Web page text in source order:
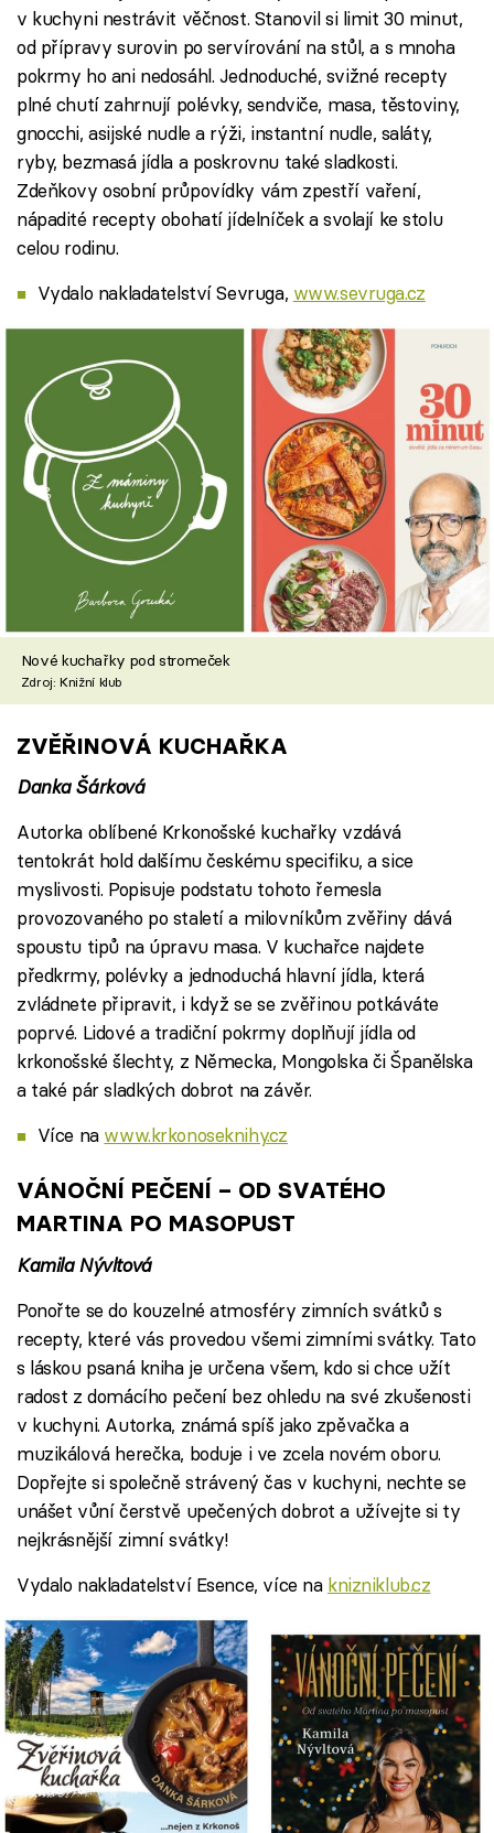
v kuchyni nestrávit věčnost. Stanovil si limit 30 minut,
od přípravy surovin po servírování na stůl, a s mnoha
pokrmy ho ani nedosáhl. Jednoduché, svižné recepty
plné chutí zahrnují polévky, sendviče, masa, těstoviny,
gnocchi, asijské nudle a rýži, instantní nudle, saláty,
ryby, bezmasá jídla a poskrovnu také sladkosti.
Zdeňkovy osobní průpovídky vám zpestří vaření,
nápadité recepty obohatí jídelníček a svolají ke stolu
celou rodinu.
Vydalo nakladatelství Sevruga, www.sevruga.cz
Nové kuchařky pod stromeček
Zdroj: Knižní klub
ZVĚŘINOVÁ KUCHAŘKA
Danka Šárková
Autorka oblíbené Krkonošské kuchařky vzdává
tentokrát hold dalšímu českému specifiku, a sice
myslivosti. Popisuje podstatu tohoto řemesla
provozovaného po staletí a milovníkům zvěřiny dává
spoustu tipů na úpravu masa. V kuchařce najdete
předkrmy, polévky a jednoduchá hlavní jídla, která
zvládnete připravit, i když se se zvěřinou potkáváte
poprvé. Lidové a tradiční pokrmy doplňují jídla od
krkonošské šlechty, z Německa, Mongolska či Španělska
a také pár sladkých dobrot na závěr.
Více na www.krkonoseknihy.cz
VÁNOČNÍ PEČENÍ – OD SVATÉHO
MARTINA PO MASOPUST
Kamila Nývltová
Ponořte se do kouzelné atmosféry zimních svátků s
recepty, které vás provedou všemi zimními svátky. Tato
s láskou psaná kniha je určena všem, kdo si chce užít
radost z domácího pečení bez ohledu na své zkušenosti
v kuchyni. Autorka, známá spíš jako zpěvačka a
muzikálová herečka, boduje i ve zcela novém oboru.
Dopřejte si společně strávený čas v kuchyni, nechte se
unášet vůní čerstvě upečených dobrot a užívejte si ty
nejkrásnější zimní svátky!
Vydalo nakladatelství Esence, více na knizniklub.cz